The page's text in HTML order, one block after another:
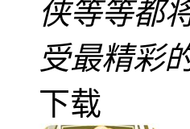
侠等等都
受最精彩
下载